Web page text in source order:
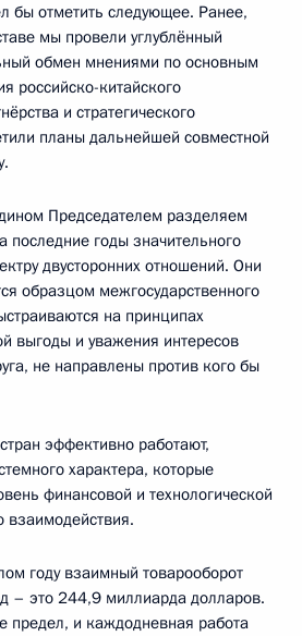
бы отметить следующее. Ранее,
мы провели углублённый
обмен мнениями по основным
российско-китайского
и стратегического
планы дальнейшей совместной
Председателем разделяем
последние годы значительного
двусторонних отношений. Они
образцом межгосударственного
на принципах
выгоды и уважения интересов
не направлены против кого бы
эффективно работают,
характера, которые
финансовой и технологической
взаимодействия.
году взаимный товарооборот
– это 244,9 миллиарда долларов.
предел, и каждодневная работа